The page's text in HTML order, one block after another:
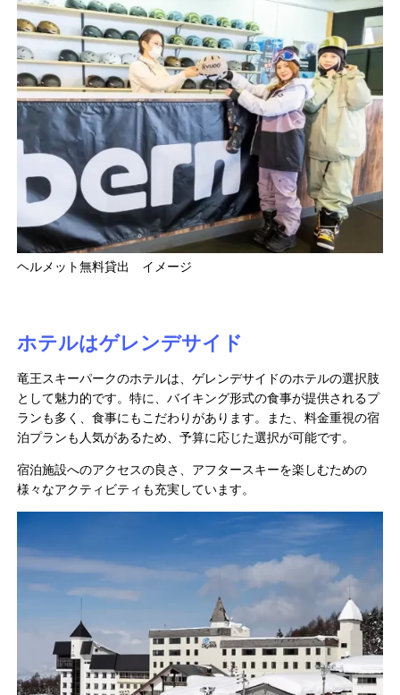
ヘルメット無料貸出 イメージ
ホテルはゲレンデサイド
竜王スキーパークのホテルは、ゲレンデサイドのホテルの選択肢
として魅力的です。特に、バイキング形式の食事が提供されるプ
ランも多く、食事にもこだわりがあります。また、料金重視の宿
泊プランも人気があるため、予算に応じた選択が可能です。
宿泊施設へのアクセスの良さ、アフタースキーを楽しむための
様々なアクティビティも充実しています。